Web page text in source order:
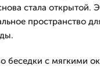
стала открытой.
пространство
беседки с мягкими